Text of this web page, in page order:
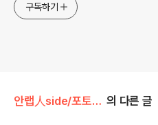
구독하기
안랩人side/포토안랩 의 다른 글